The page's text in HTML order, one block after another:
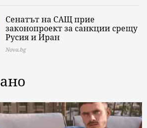
Сенатът на САЩ прие
законопроект за санкции срещу
Русия и Иран
Nova.bg